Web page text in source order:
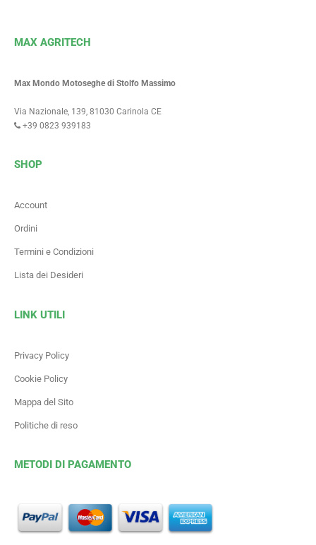
MAX AGRITECH
Max Mondo Motoseghe di Stolfo Massimo
Via Nazionale, 139, 81030 Carinola CE
+39 0823 939183
SHOP
Account
Ordini
Termini e Condizioni
Lista dei Desideri
LINK UTILI
Privacy Policy
Cookie Policy
Mappa del Sito
Politiche di reso
METODI DI PAGAMENTO